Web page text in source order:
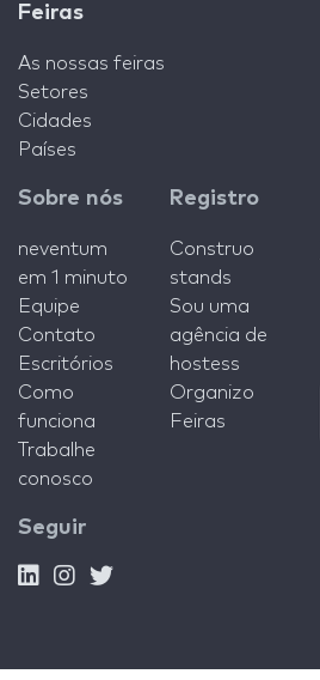
Feiras
As nossas feiras
Setores
Cidades
Países
Sobre nós
neventum
em 1 minuto
Equipe
Contato
Escritórios
Como
funciona
Trabalhe
conosco
Registro
Construo
stands
Sou uma
agência de
hostess
Organizo
Feiras
Seguir